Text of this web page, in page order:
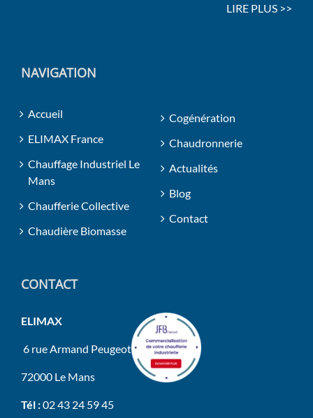
LIRE PLUS >>
NAVIGATION
Accueil
ELIMAX France
Chauffage Industriel Le
Mans
Chaufferie Collective
Chaudière Biomasse
Cogénération
Chaudronnerie
Actualités
Blog
Contact
CONTACT
ELIMAX
6 rue Armand Peugeot
72000 Le Mans
Tél :02 43 24 59 45